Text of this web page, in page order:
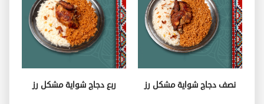
نصف دجاج شواية مشكل رز ربع دجاج شواية مشكل رز